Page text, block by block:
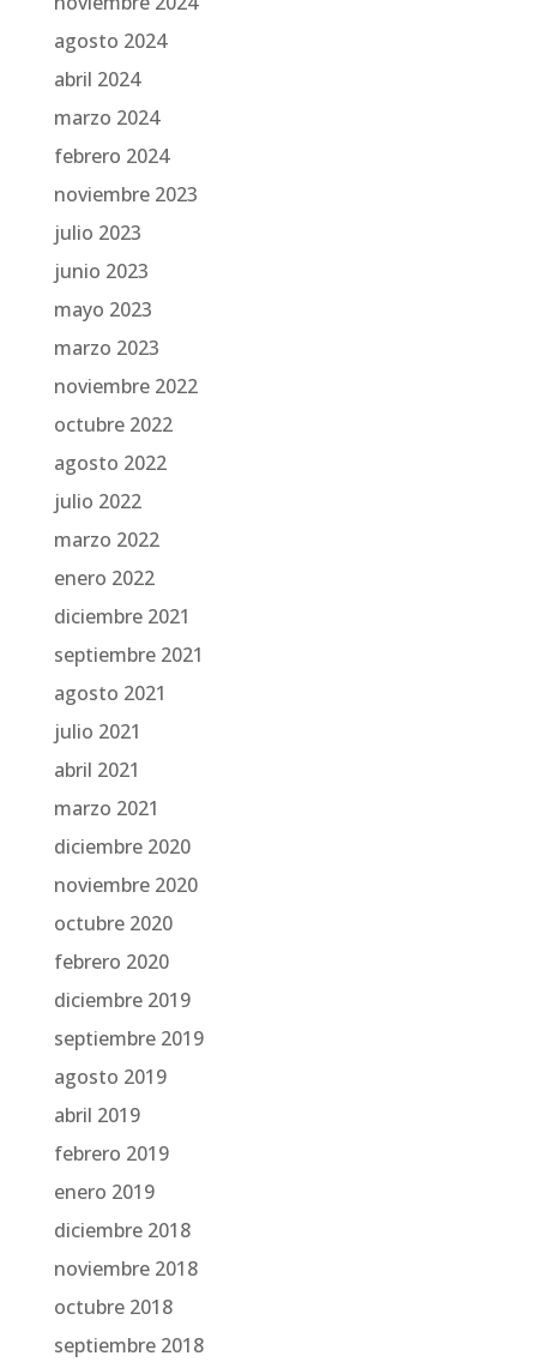
agosto 2024
abril 2024
marzo 2024
febrero 2024
noviembre 2023
julio 2023
junio 2023
mayo 2023
marzo 2023
noviembre 2022
octubre 2022
agosto 2022
julio 2022
marzo 2022
enero 2022
diciembre 2021
septiembre 2021
agosto 2021
julio 2021
abril 2021
marzo 2021
diciembre 2020
noviembre 2020
octubre 2020
febrero 2020
diciembre 2019
septiembre 2019
agosto 2019
abril 2019
febrero 2019
enero 2019
diciembre 2018
noviembre 2018
octubre 2018
septiembre 2018